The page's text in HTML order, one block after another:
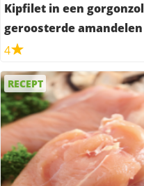
Kipfilet in een
geroosterde amandelen
4
RECEPT